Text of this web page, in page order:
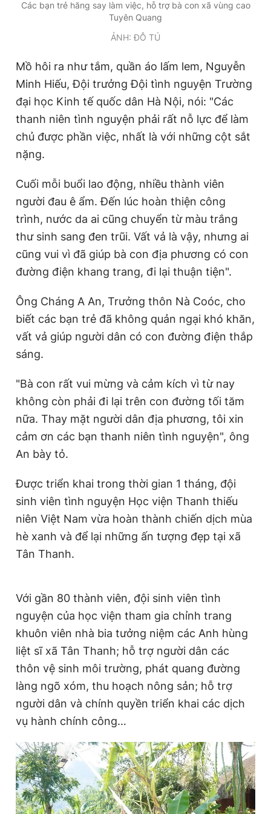
Giấy phép xuất bản số 110/GP - BTTTT cấp ngày 24.3.2020
© 2003-2026 Bản quyền thuộc về Báo Thanh Niên. Cấm sao
chép dưới mọi hình thức nếu không có sự chấp thuận bằng văn
Các bạn trẻ hăng say làm việc, hỗ trợ bà con xã vùng cao
Tuyên Quang
ẢNH: ĐỖ TÚ
Mồ hôi ra như tắm, quần áo lấm lem, Nguyễn
Minh Hiếu, Đội trưởng Đội tình nguyện Trường
đại học Kinh tế quốc dân Hà Nội, nói: "Các
thanh niên tình nguyện phải rất nỗ lực để làm
chủ được phần việc, nhất là với những cột sắt
nặng.
Cuối mỗi buổi lao động, nhiều thành viên
người đau ê ẩm. Đến lúc hoàn thiện công
trình, nước da ai cũng chuyển từ màu trắng
thư sinh sang đen trũi. Vất vả là vậy, nhưng ai
cũng vui vì đã giúp bà con địa phương có con
đường điện khang trang, đi lại thuận tiện".
Ông Cháng A An, Trưởng thôn Nà Coóc, cho
biết các bạn trẻ đã không quản ngại khó khăn,
vất vả giúp người dân có con đường điện thắp
sáng.
"Bà con rất vui mừng và cảm kích vì từ nay
không còn phải đi lại trên con đường tối tăm
nữa. Thay mặt người dân địa phương, tôi xin
cảm ơn các bạn thanh niên tình nguyện", ông
An bày tỏ.
Được triển khai trong thời gian 1 tháng, đội
sinh viên tình nguyện Học viện Thanh thiếu
niên Việt Nam vừa hoàn thành chiến dịch mùa
hè xanh và để lại những ấn tượng đẹp tại xã
Tân Thanh.
Với gần 80 thành viên, đội sinh viên tình
nguyện của học viện tham gia chỉnh trang
khuôn viên nhà bia tưởng niệm các Anh hùng
liệt sĩ xã Tân Thanh; hỗ trợ người dân các
thôn vệ sinh môi trường, phát quang đường
làng ngõ xóm, thu hoạch nông sản; hỗ trợ
người dân và chính quyền triển khai các dịch
vụ hành chính công…